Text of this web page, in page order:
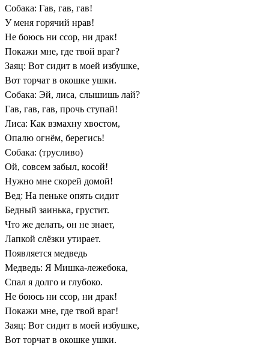
Собака: Гав, гав, гав!
У меня горячий нрав!
Не боюсь ни ссор, ни драк!
Покажи мне, где твой враг?
Заяц: Вот сидит в моей избушке,
Вот торчат в окошке ушки.
Собака: Эй, лиса, слышишь лай?
Гав, гав, гав, прочь ступай!
Лиса: Как взмахну хвостом,
Опалю огнём, берегись!
Собака: (трусливо)
Ой, совсем забыл, косой!
Нужно мне скорей домой!
Вед: На пеньке опять сидит
Бедный заинька, грустит.
Что же делать, он не знает,
Лапкой слёзки утирает.
Появляется медведь
Медведь: Я Мишка-лежебока,
Спал я долго и глубоко.
Не боюсь ни ссор, ни драк!
Покажи мне, где твой враг!
Заяц: Вот сидит в моей избушке,
Вот торчат в окошке ушки.